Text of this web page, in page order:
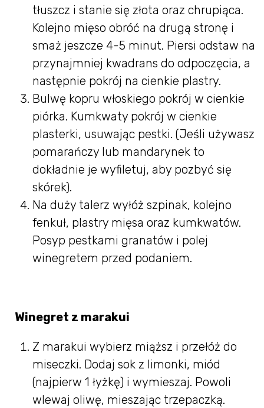
tłuszcz i stanie się złota oraz chrupiąca.
Kolejno mięso obróć na drugą stronę i
smaż jeszcze 4-5 minut. Piersi odstaw na
przynajmniej kwadrans do odpoczęcia, a
następnie pokrój na cienkie plastry.
Bulwę kopru włoskiego pokrój w cienkie
piórka. Kumkwaty pokrój w cienkie
plasterki, usuwając pestki. (Jeśli używasz
pomarańczy lub mandarynek to
dokładnie je wyfiletuj, aby pozbyć się
skórek).
Na duży talerz wyłóż szpinak, kolejno
fenkuł, plastry mięsa oraz kumkwatów.
Posyp pestkami granatów i polej
winegretem przed podaniem.
Winegret z marakui
Z marakui wybierz miąższ i przełóż do
miseczki. Dodaj sok z limonki, miód
(najpierw 1 łyżkę) i wymieszaj. Powoli
wlewaj oliwę, mieszając trzepaczką.